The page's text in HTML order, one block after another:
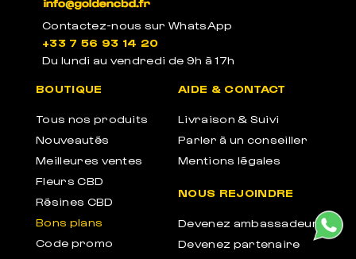
Contactez-nous sur WhatsApp
+33 7 56 93 14 20
Du lundi au vendredi de 9h à 17h
BOUTIQUE
Tous nos produits
Nouveautés
Meilleures ventes
Fleurs CBD
Résines CBD
Bons plans
Code promo
AIDE & CONTACT
Livraison & Suivi
Parler à un conseiller
Mentions légales
NOUS REJOINDRE
Devenez ambassadeur
Devenez partenaire